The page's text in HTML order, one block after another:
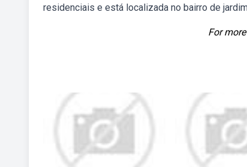
residenciais e está localizada no bairro de
For